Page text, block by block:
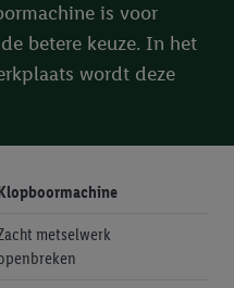
is voor
betere keuze. In het
wordt deze
metselwerk
producten waarin je
door het product
winkel te plaatsen maar het
kunnen op
gehashte e-mailadres en
met identifiers waarover
worden toegewezen.
met welke cookies en